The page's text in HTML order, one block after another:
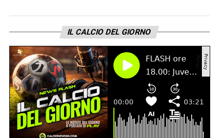
attacchiamo davanti e hanno dato
copertura. Abbiamo sfruttato questa palla
lunga con Castellanos a cui piace staccarsi
e prendere palla dietro. Le palle inattive sono
un aspetto importante, specie quando trovi
squadre chiuse, è una risorsa su cui si
lavora. I ragazzi ci credono, è una soluzione
che lavorandoci porta i gol per sbloccare
IL CALCIO DEL GIORNO